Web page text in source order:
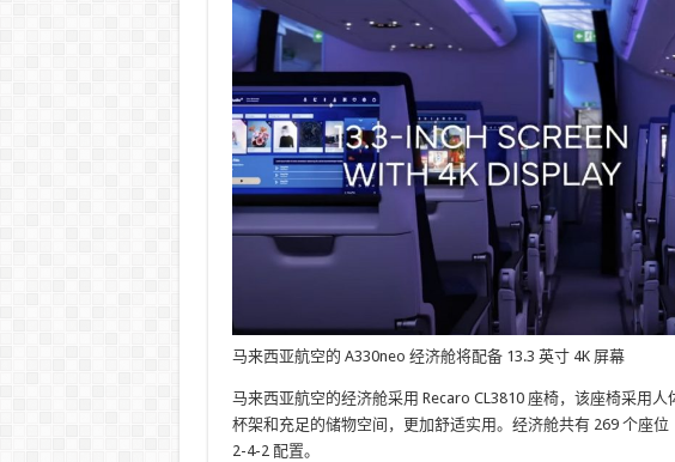
马来西亚航空的 A330neo 经济舱将配备 13.3 英寸 4K 屏幕
马来西亚航空的经济舱采用 Recaro CL3810 座椅，该座椅采用
杯架和充足的储物空间，更加舒适实用。经济舱共有 269 个座
2-4-2 配置。